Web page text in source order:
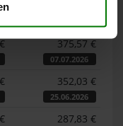
375,57 €
07.07.2026
352,03 €
25.06.2026
287,83 €